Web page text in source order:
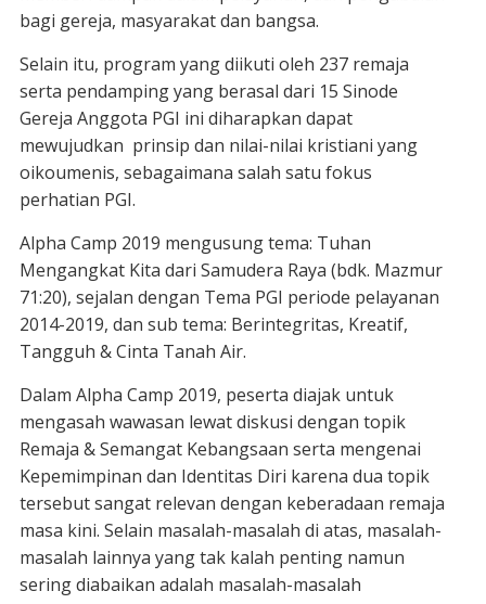
bagi gereja, masyarakat dan bangsa.
Selain itu, program yang diikuti oleh 237 remaja
serta pendamping yang berasal dari 15 Sinode
Gereja Anggota PGI ini diharapkan dapat
mewujudkan prinsip dan nilai-nilai kristiani yang
oikoumenis, sebagaimana salah satu fokus
perhatian PGI.
Alpha Camp 2019 mengusung tema: Tuhan
Mengangkat Kita dari Samudera Raya (bdk. Mazmur
71:20), sejalan dengan Tema PGI periode pelayanan
2014-2019, dan sub tema: Berintegritas, Kreatif,
Tangguh & Cinta Tanah Air.
Dalam Alpha Camp 2019, peserta diajak untuk
mengasah wawasan lewat diskusi dengan topik
Remaja & Semangat Kebangsaan serta mengenai
Kepemimpinan dan Identitas Diri karena dua topik
tersebut sangat relevan dengan keberadaan remaja
masa kini. Selain masalah-masalah di atas, masalah-
masalah lainnya yang tak kalah penting namun
sering diabaikan adalah masalah-masalah